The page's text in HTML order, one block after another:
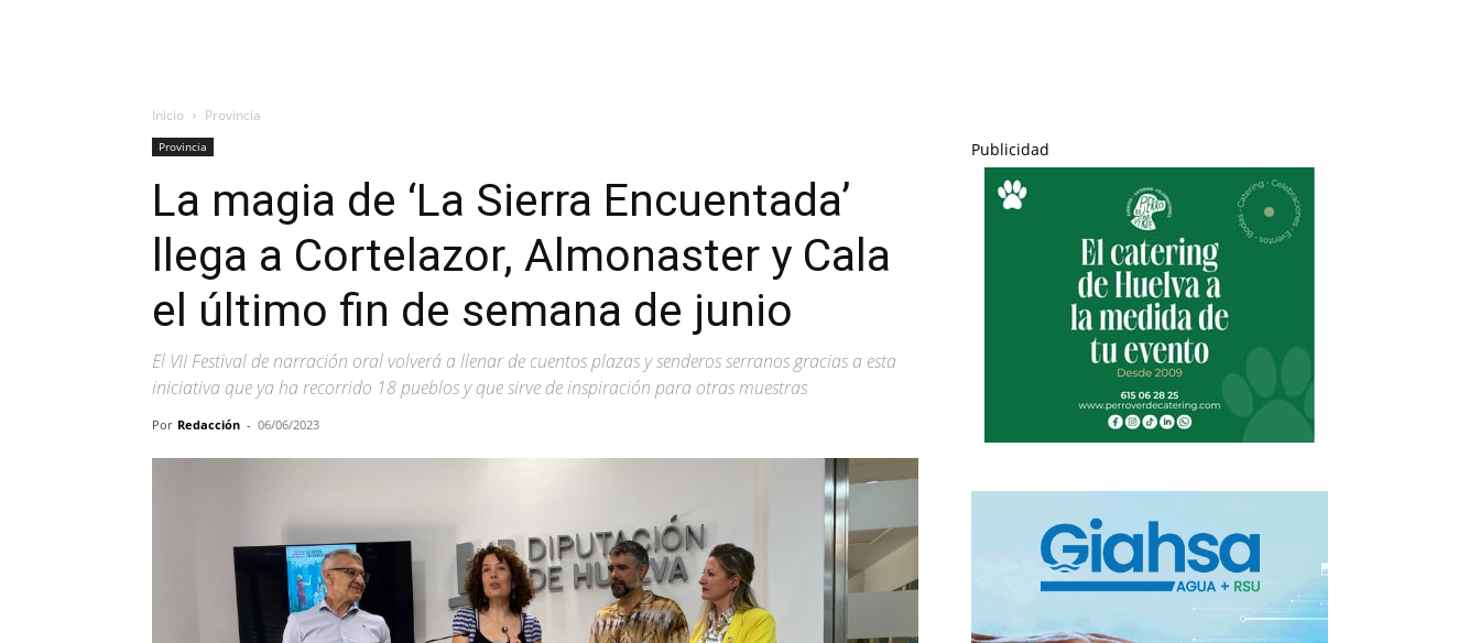
Inicio Provincia
Provincia
La magia de ‘La Sierra Encuentada’
llega a Cortelazor, Almonaster y Cala
el último fin de semana de junio
El VII Festival de narración oral volverá a llenar de cuentos plazas y senderos serranos gracias a esta
iniciativa que ya ha recorrido 18 pueblos y que sirve de inspiración para otras muestras
Por Redacción - 06/06/2023
Publicidad